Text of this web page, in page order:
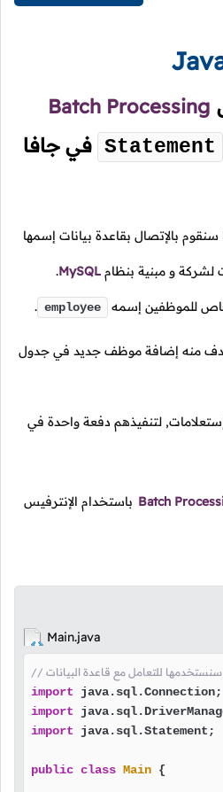
Batch Processing
Statement في جافا
بالإتصال بقاعدة بيانات إسمها
لشركة و مبنية بنظام MySQL
.
للموظفين إسمه employee
.
منه إضافة موظف جديد في جدول
لتنفيذهم دفعة واحدة في
Batch باستخدام الإنترفيس
Main.java
سنستخدمها للتعامل مع قاعدة البيانات
import
import
import java.sql.Statement;
public class Main {